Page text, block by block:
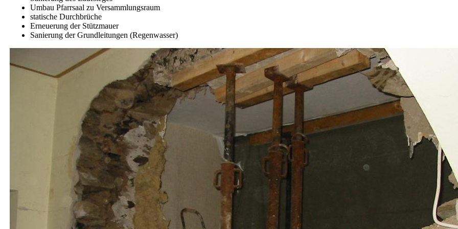
Umbau Pfarrsaal zu Versammlungsraum
statische Durchbrüche
Erneuerung der Stützmauer
Sanierung der Grundleitungen (Regenwasser)